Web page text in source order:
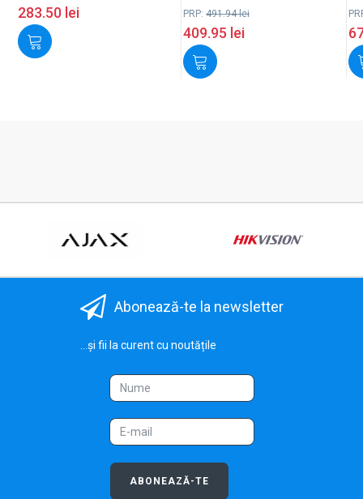
283.50 lei PRP: 491.94lei
409.95 lei
Abonează-te la newsletter
...și fii la curent cu noutățile
ABONEAZĂ-TE